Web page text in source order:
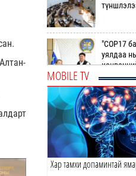
"COP17
уялдаа
ахиул…
Монгол
шатахуун
MOBILE TV
Хар тамхи допаминтай